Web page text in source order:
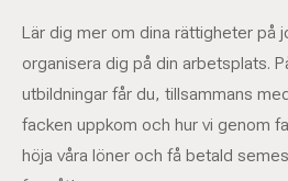
Lär dig mer om dina rättigheter på
organisera dig på din arbetsplats.
utbildningar får du, tillsammans
facken uppkom och hur vi genom
höja våra löner och få betald